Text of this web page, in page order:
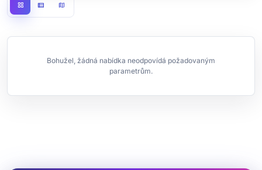
grid_view view_list map
Bohužel, žádná nabídka neodpovídá požadovaným
parametrům.